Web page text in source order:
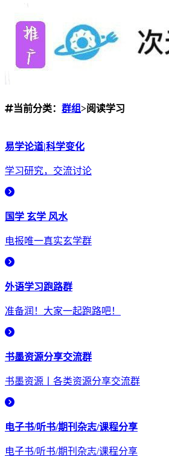
当前分类： 群组>阅读学习
易学论道|科学变化
学习研究，交流讨论
国学 玄学 风水
电报唯一真实玄学群
外语学习跑路群
准备润！大家一起跑路吧！
书墨资源分享交流群
书墨资源丨各类资源分享交流群
电子书/听书/期刊杂志/课程分享
电子书/听书/期刊杂志/课程分享